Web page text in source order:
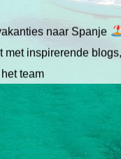
naar Spanje
met inspirerende
team